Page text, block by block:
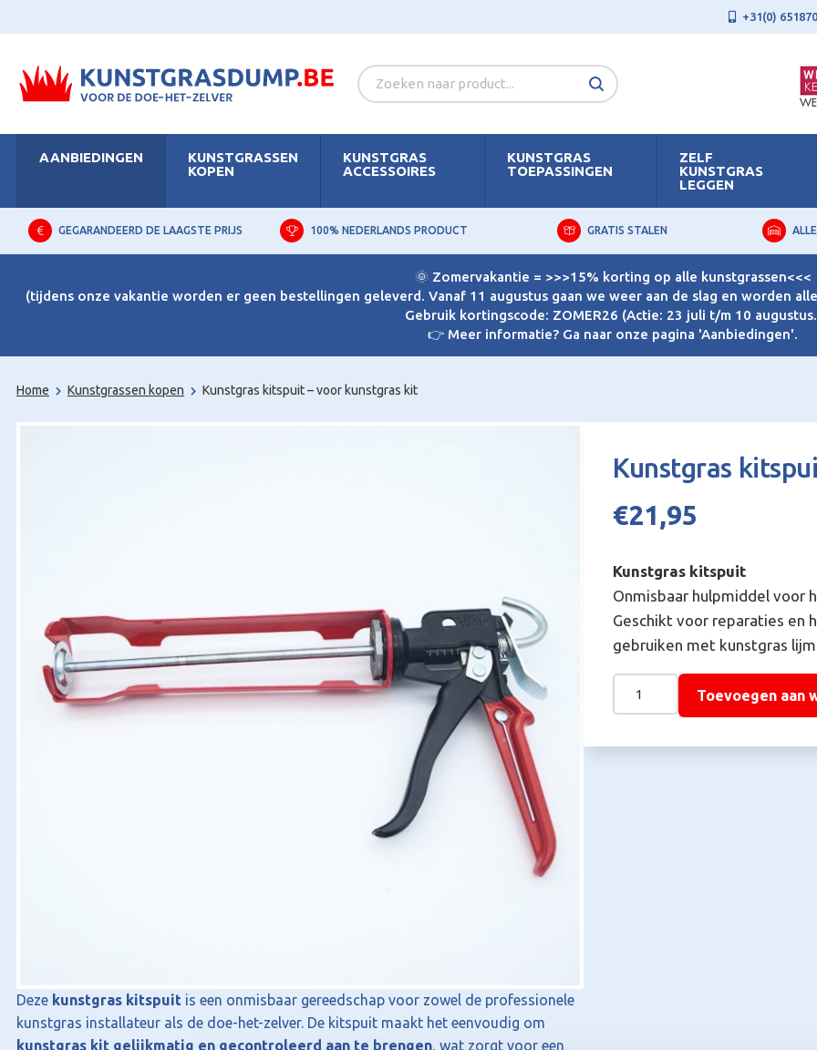
+31(0)
AANBIEDINGEN
KUNSTGRASSEN
KOPEN
KUNSTGRAS
ACCESSOIRES
KUNSTGRAS
TOEPASSINGEN
ZELF
KUNSTGRAS
LEGGEN
GEGARANDEERD DE LAAGSTE PRIJS 100% NEDERLANDS PRODUCT GRATIS STALEN
🌞 Zomervakantie = >>>15% korting op alle kunstgrassen<<<
(tijdens onze vakantie worden er geen bestellingen geleverd. Vanaf 11 augustus gaan we weer aan de slag en worden
Gebruik kortingscode: ZOMER26 (Actie: 23 juli t/m 10
👉 Meer informatie? Ga naar onze pagina 'Aanbiedingen'.
Home Kunstgrassen kopen Kunstgras kitspuit – voor kunstgras kit
Deze kunstgras kitspuit is een onmisbaar gereedschap voor zowel de professionele
kunstgras installateur als de doe-het-zelver. De kitspuit maakt het eenvoudig om
kunstgras kit gelijkmatig en gecontroleerd aan te brengen, wat zorgt voor een
Kunstgras
€21,95
Kunstgras kitspuit
Onmisbaar hulpmiddel voor
Geschikt voor reparaties en
gebruiken met kunstgras
Kunstgras
voor
Toevoegen aan